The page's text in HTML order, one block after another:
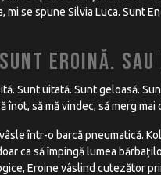
mi se spune Silvia Luca. Sunt
Eroină.
Sunt uitată. Sunt geloasă.
înot, să mă vindec, să merg
într-o barcă pneumatică.
ca să împingă lumea
Eroine vâslind cutezător